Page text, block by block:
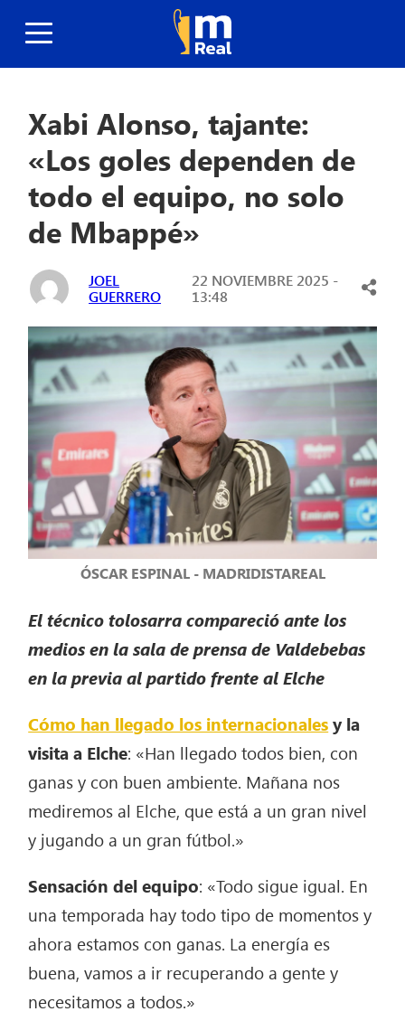
Xabi Alonso, tajante:
«Los goles dependen de
todo el equipo, no solo
de Mbappé»
JOEL
GUERRERO
22 NOVIEMBRE 2025 -
13:48
ÓSCAR ESPINAL - MADRIDISTAREAL
El técnico tolosarra compareció ante los
medios en la sala de prensa de Valdebebas
en la previa al partido frente al Elche
Cómo han llegado los internacionalesy la
visita a Elche: «Han llegado todos bien, con
ganas y con buen ambiente. Mañana nos
mediremos al Elche, que está a un gran nivel
y jugando a un gran fútbol.»
Sensación del equipo: «Todo sigue igual. En
una temporada hay todo tipo de momentos y
ahora estamos con ganas. La energía es
buena, vamos a ir recuperando a gente y
necesitamos a todos.»